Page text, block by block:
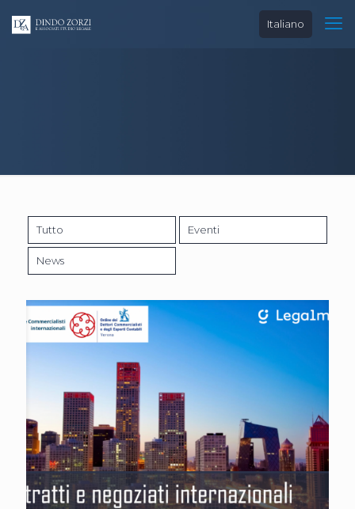
Italiano
Tutto Eventi
News